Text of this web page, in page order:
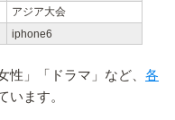
アジア大会
iphone6
性」「ドラマ」など、 各
います。